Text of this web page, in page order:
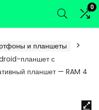
0
и планшеты
планшет с
планшет — RAM 4